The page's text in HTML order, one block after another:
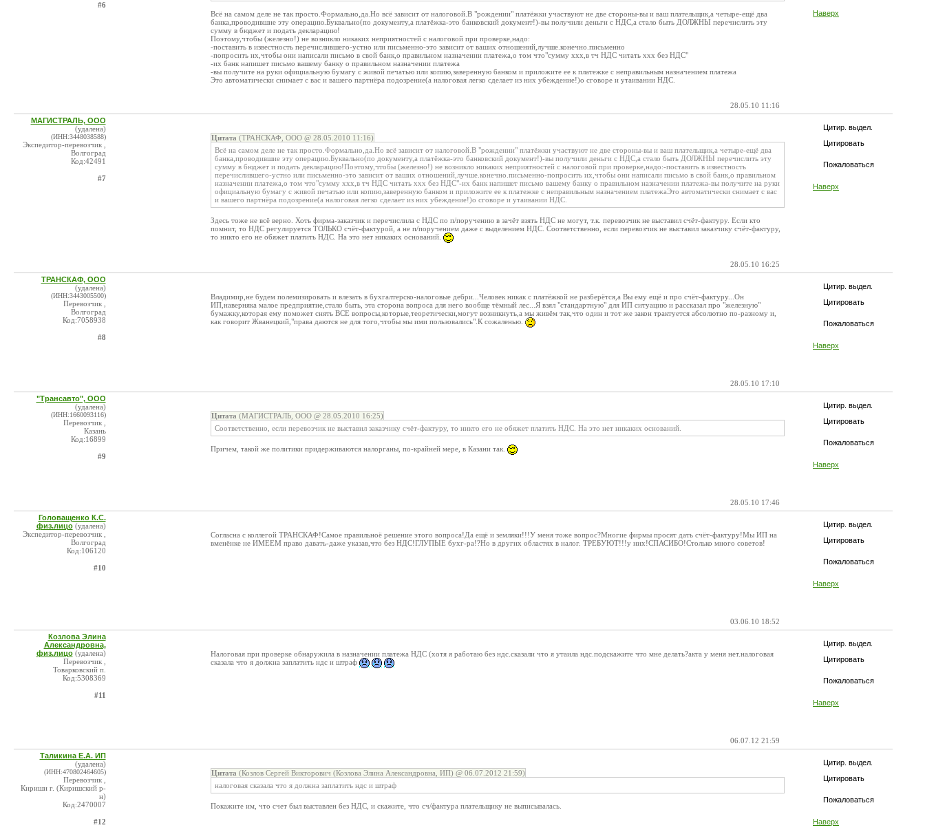
Наверх
#6
Всё на самом деле не так просто.Формально,да.Но всё зависит от налоговой.В "рождении" платёжки участвуют не две стороны-вы и ваш плательщик,а четыре-ещё два
банка,проводившие эту операцию.Буквально(по документу,а платёжка-это банковский документ!)-вы получили деньги с НДС,а стало быть ДОЛЖНЫ перечислить эту
сумму в бюджет и подать декларацию!
Поэтому,чтобы (железно!) не возникло никаких неприятностей с налоговой при проверке,надо:
-поставить в известность перечислившего-устно или письменно-это зависит от ваших отношений,лучше.конечно.письменно
-попросить их,чтобы они написали письмо в свой банк,о правильном назначении платежа,о том что"сумму ххх,в тч НДС читать ххх без НДС"
-их банк напишет письмо вашему банку о правильном назначении платежа
-вы получите на руки официальную бумагу с живой печатью или копию,заверенную банком и приложите ее к платежке с неправильным назначением платежа
Это автоматически снимает с вас и вашего партнёра подозрение(а налоговая легко сделает из них убеждение!)о сговоре и утаивании НДС.
28.05.10 11:16
Цитир. выдел.
Цитировать
Пожаловаться
Наверх
МАГИСТРАЛЬ, ООО
(удалена)
(ИНН:3448038588)
Экспедитор-перевозчик ,
Волгоград
Код:42491
#7
Цитата (ТРАНСКАФ, ООО @ 28.05.2010 11:16)
Всё на самом деле не так просто.Формально,да.Но всё зависит от налоговой.В "рождении" платёжки участвуют не две стороны-вы и ваш плательщик,а четыре-ещё два
банка,проводившие эту операцию.Буквально(по документу,а платёжка-это банковский документ!)-вы получили деньги с НДС,а стало быть ДОЛЖНЫ перечислить эту
сумму в бюджет и подать декларацию!Поэтому,чтобы (железно!) не возникло никаких неприятностей с налоговой при проверке,надо:-поставить в известность
перечислившего-устно или письменно-это зависит от ваших отношений,лучше.конечно.письменно-попросить их,чтобы они написали письмо в свой банк,о правильном
назначении платежа,о том что"сумму ххх,в тч НДС читать ххх без НДС"-их банк напишет письмо вашему банку о правильном назначении платежа-вы получите на руки
официальную бумагу с живой печатью или копию,заверенную банком и приложите ее к платежке с неправильным назначением платежаЭто автоматически снимает с вас
и вашего партнёра подозрение(а налоговая легко сделает из них убеждение!)о сговоре и утаивании НДС.
Здесь тоже не всё верно. Хоть фирма-заказчик и перечислила с НДС по п/поручению в зачёт взять НДС не могут, т.к. перевозчик не выставил счёт-фактуру. Если кто
помнит, то НДС регулируется ТОЛЬКО счёт-фактурой, а не п/поручением даже с выделением НДС. Соответственно, если перевозчик не выставил заказчику счёт-фактуру,
то никто его не обяжет платить НДС. На это нет никаких оснований.
28.05.10 16:25
Цитир. выдел.
Цитировать
Пожаловаться
Наверх
ТРАНСКАФ, ООО
(удалена)
(ИНН:3443005500)
Перевозчик ,
Волгоград
Код:7058938
#8
Владимир,не будем полемизировать и влезать в бухгалтерско-налоговые дебри...Человек никак с платёжкой не разберётся,а Вы ему ещё и про счёт-фактуру...Он
ИП,наверняка малое предприятие,стало быть, эта сторона вопроса для него вообще тёмный лес...Я взял "стандартную" для ИП ситуацию и рассказал про "железную"
бумажку,которая ему поможет снять ВСЕ вопросы,которые,теоретически,могут возникнуть,а мы живём так,что один и тот же закон трактуется абсолютно по-разному и,
как говорит Жванецкий,"права даются не для того,чтобы мы ими пользовались".К сожаленью.
28.05.10 17:10
Цитир. выдел.
Цитировать
Пожаловаться
Наверх
"Трансавто", ООО
(удалена)
(ИНН:1660093116)
Перевозчик ,
Казань
Код:16899
#9
Цитата (МАГИСТРАЛЬ, ООО @ 28.05.2010 16:25)
Соответственно, если перевозчик не выставил заказчику счёт-фактуру, то никто его не обяжет платить НДС. На это нет никаких оснований.
Причем, такой же политики придерживаются налорганы, по-крайней мере, в Казани так.
28.05.10 17:46
Цитир. выдел.
Цитировать
Пожаловаться
Наверх
Головащенко К.С.
физ.лицо (удалена)
Экспедитор-перевозчик ,
Волгоград
Код:106120
#10
Согласна с коллегой ТРАНСКАФ!Самое правильноё решение этого вопроса!Да ещё и земляки!!!У меня тоже вопрос?Многие фирмы просят дать счёт-фактуру!Мы ИП на
вменёнке не ИМЕЕМ право давать-даже указав,что без НДС!ГЛУПЫЕ бухг-ра!?Но в других областях в налог. ТРЕБУЮТ!!!у них!СПАСИБО!Столько много советов!
03.06.10 18:52
Цитир. выдел.
Цитировать
Пожаловаться
Наверх
Козлова Элина
Александровна,
физ.лицо (удалена)
Перевозчик ,
Товарковский п.
Код:5308369
#11
Налоговая при проверке обнаружила в назначении платежа НДС (хотя я работаю без ндс.сказали что я утаила ндс.подскажите что мне делать?акта у меня нет.налоговая
сказала что я должна заплатить ндс и штраф
06.07.12 21:59
Цитир. выдел.
Цитировать
Пожаловаться
Наверх
Таликина Е.А. ИП
(удалена)
(ИНН:470802464605)
Перевозчик ,
Кириши г. (Киришский р-
н)
Код:2470007
#12
Цитата (Козлов Сергей Викторович (Козлова Элина Александровна, ИП) @ 06.07.2012 21:59)
налоговая сказала что я должна заплатить ндс и штраф
Покажите им, что счет был выставлен без НДС, и скажите, что сч/фактура плательщику не выписывалась.